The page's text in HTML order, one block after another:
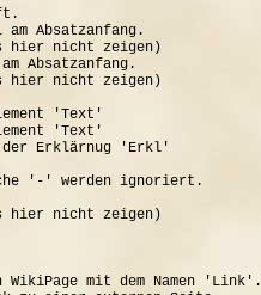
Absatzanfang.
hier nicht zeigen)
Absatzanfang.
hier nicht zeigen)
'Text'
'Text'
Erklärnug 'Erkl'
'-' werden ignoriert.
hier nicht zeigen)
mit dem Namen 'Link'.